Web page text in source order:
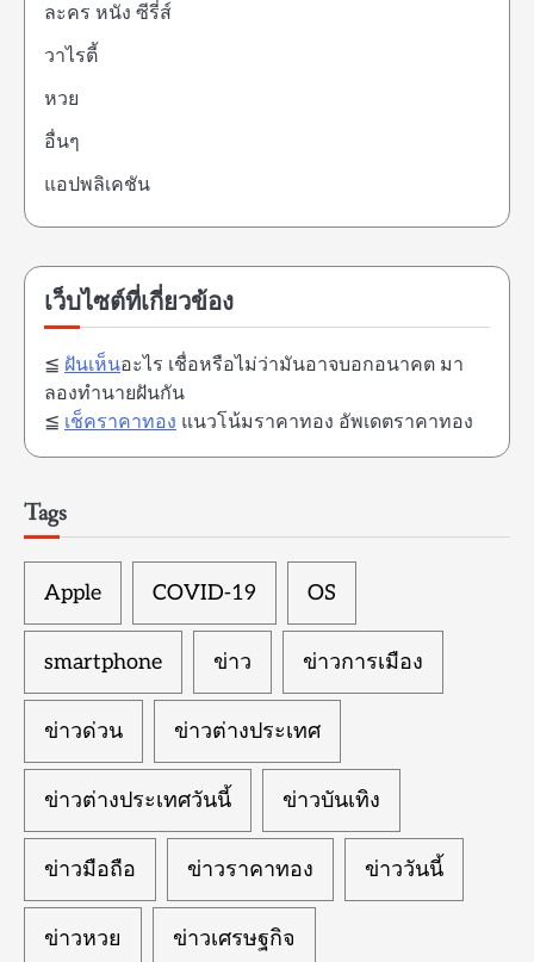
ละคร หนัง ซีรี่ส์
วาไรตี้
หวย
อื่นๆ
แอปพลิเคชัน
เว็บไซต์ที่เกี่ยวข้อง
≦ ฝันเห็นอะไร เชื่อหรือไม่ว่ามันอาจบอกอนาคต มา
ลองทำนายฝันกัน
≦ เช็คราคาทอง แนวโน้มราคาทอง อัพเดตราคาทอง
Tags
Apple COVID-19 OS
smartphone ข่าว ข่าวการเมือง
ข่าวด่วน ข่าวต่างประเทศ
ข่าวต่างประเทศวันนี้ ข่าวบันเทิง
ข่าวมือถือ ข่าวราคาทอง ข่าววันนี้
ข่าวหวย ข่าวเศรษฐกิจ